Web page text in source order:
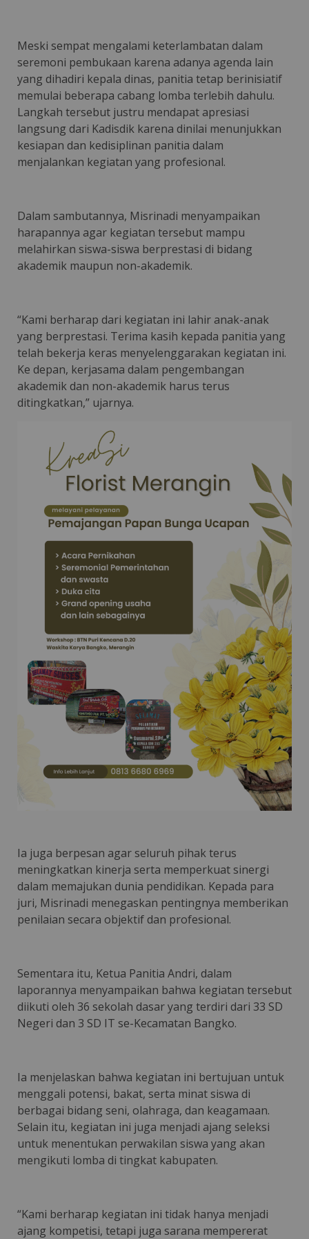
Meski sempat mengalami keterlambatan dalam
seremoni pembukaan karena adanya agenda lain
yang dihadiri kepala dinas, panitia tetap berinisiatif
memulai beberapa cabang lomba terlebih dahulu.
Langkah tersebut justru mendapat apresiasi
langsung dari Kadisdik karena dinilai menunjukkan
kesiapan dan kedisiplinan panitia dalam
menjalankan kegiatan yang profesional.
Dalam sambutannya, Misrinadi menyampaikan
harapannya agar kegiatan tersebut mampu
melahirkan siswa-siswa berprestasi di bidang
akademik maupun non-akademik.
“Kami berharap dari kegiatan ini lahir anak-anak
yang berprestasi. Terima kasih kepada panitia yang
telah bekerja keras menyelenggarakan kegiatan ini.
Ke depan, kerjasama dalam pengembangan
akademik dan non-akademik harus terus
ditingkatkan,” ujarnya.
Ia juga berpesan agar seluruh pihak terus
meningkatkan kinerja serta memperkuat sinergi
dalam memajukan dunia pendidikan. Kepada para
juri, Misrinadi menegaskan pentingnya memberikan
penilaian secara objektif dan profesional.
Sementara itu, Ketua Panitia Andri, dalam
laporannya menyampaikan bahwa kegiatan tersebut
diikuti oleh 36 sekolah dasar yang terdiri dari 33 SD
Negeri dan 3 SD IT se-Kecamatan Bangko.
Ia menjelaskan bahwa kegiatan ini bertujuan untuk
menggali potensi, bakat, serta minat siswa di
berbagai bidang seni, olahraga, dan keagamaan.
Selain itu, kegiatan ini juga menjadi ajang seleksi
untuk menentukan perwakilan siswa yang akan
mengikuti lomba di tingkat kabupaten.
“Kami berharap kegiatan ini tidak hanya menjadi
ajang kompetisi, tetapi juga sarana mempererat